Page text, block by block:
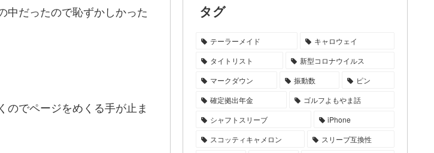
中だったので恥ずかしかった
のでページをめくる手が止ま
タグ
テーラーメイド
キャロウェイ
タイトリスト
新型コロナウイルス
マークダウン
振動数
ピン
確定拠出年金
ゴルフよもやま話
シャフトスリーブ
iPhone
スコッティキャメロン
スリーブ互換性